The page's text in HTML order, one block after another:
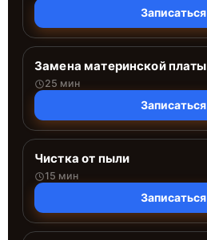
Записаться
Замена материнской платы
25 мин
Записаться
Чистка от пыли
15 мин
Записаться